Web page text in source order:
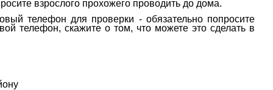
взрослого прохожего проводить до дома.
телефон для проверки - обязательно попросите
телефон, скажите о том, что можете это сделать в